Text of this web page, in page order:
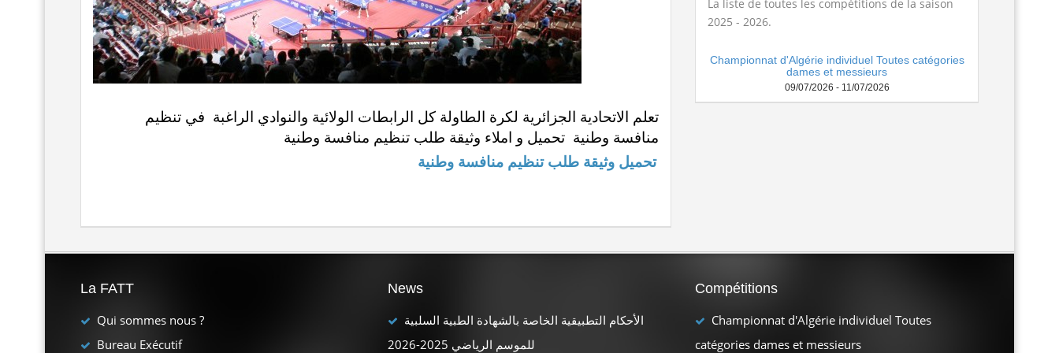
منافسة وطنية تحميل و املاء وثيقة طلب تنظيم منافسة وطنية
تحميل وثيقة طلب تنظيم منافسة وطنية
La liste de toutes les compétitions de la saison
2025 - 2026.
Championnat d'Algérie individuel Toutes catégories
dames et messieurs
09/07/2026 - 11/07/2026
La FATT
Qui sommes nous ?
Bureau Exécutif
News
الأحكام التطبيقية الخاصة بالشهادة الطبية السلبية
للموسم الرياضي 2025-2026
Compétitions
Championnat d'Algérie individuel Toutes
catégories dames et messieurs